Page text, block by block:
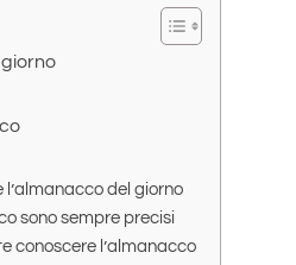
giorno
l’almanacco del giorno
sono sempre precisi
conoscere l’almanacco